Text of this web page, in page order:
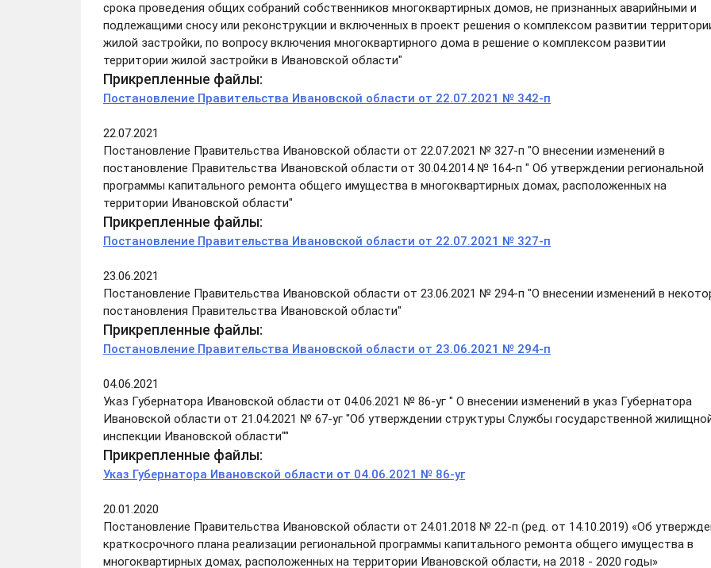
срока проведения общих собраний собственников многоквартирных домов, не признанных аварийными и
подлежащими сносу или реконструкции и включенных в проект решения о комплексом развитии
жилой застройки, по вопросу включения многоквартирного дома в решение о комплексом развитии
территории жилой застройки в Ивановской области"
Прикрепленные файлы:
Постановление Правительства Ивановской области от 22.07.2021 № 342-п
22.07.2021
Постановление Правительства Ивановской области от 22.07.2021 № 327-п "О внесении изменений в
постановление Правительства Ивановской области от 30.04.2014 № 164-п " Об утверждении региональной
программы капитального ремонта общего имущества в многоквартирных домах, расположенных на
территории Ивановской области"
Прикрепленные файлы:
Постановление Правительства Ивановской области от 22.07.2021 № 327-п
23.06.2021
Постановление Правительства Ивановской области от 23.06.2021 № 294-п "О внесении изменений в
постановления Правительства Ивановской области"
Прикрепленные файлы:
Постановление Правительства Ивановской области от 23.06.2021 № 294-п
04.06.2021
Указ Губернатора Ивановской области от 04.06.2021 № 86-уг " О внесении изменений в указ Губернатора
Ивановской области от 21.04.2021 № 67-уг "Об утверждении структуры Службы государственной
инспекции Ивановской области""
Прикрепленные файлы:
Указ Губернатора Ивановской области от 04.06.2021 № 86-уг
20.01.2020
Постановление Правительства Ивановской области от 24.01.2018 № 22-п (ред. от 14.10.2019) «Об
краткосрочного плана реализации региональной программы капитального ремонта общего имущества в
многоквартирных домах, расположенных на территории Ивановской области, на 2018 - 2020 годы»